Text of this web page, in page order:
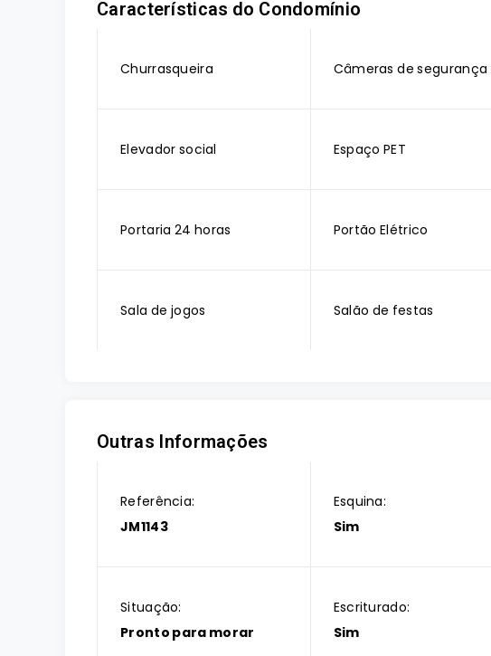
Características do Condomínio
Churrasqueira Câmeras de segurança
Elevador social Espaço PET
Portaria 24 horas Portão Elétrico
Sala de jogos Salão de festas
Outras Informações
Referência:
JM1143
Esquina:
Sim
Situação:
Pronto para morar
Escriturado:
Sim